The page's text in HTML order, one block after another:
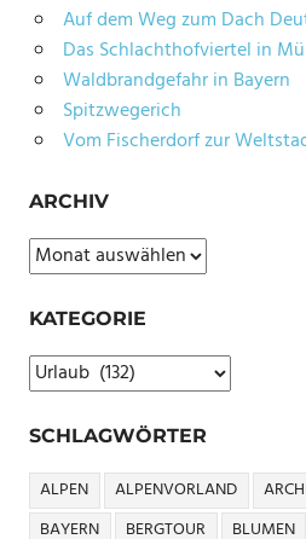
Auf dem Weg zum Dach
Das Schlachthofviertel in
Waldbrandgefahr in Bayern
Spitzwegerich
Vom Fischerdorf zur
ARCHIV
Archiv
KATEGORIE
Kategorie
SCHLAGWÖRTER
ALPEN ALPENVORLAND
BAYERN
BERGTOUR BLUMEN